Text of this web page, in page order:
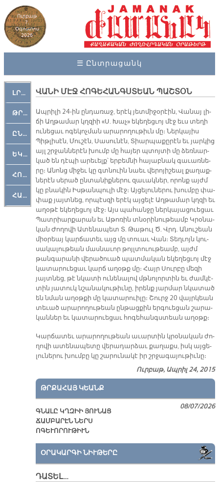
Ուրբաթ
7,
Օգոստոս
2026
☰ Ընտրացանկ
ԼՐԱՀՈՍ
ԹՐՔԱՀԱՅ ԿԵԱՆՔ
ԸՆԿԵՐԱՄՇԱԿՈՒԹԱՅԻՆ
ԵԿԵՂԵՑԱԿԱՆ
ՀՈԳԵՄՏԱՒՈՐ
ՀԱՐԹԱԿ
ՎԱ­ՆԻ ՄԷՋ ՀՈ­ԳԵ­ՀԱՆ­ԳՍՏԵԱՆ ՊԱՇՏՕՆ
Ապ­րի­լի 24-ին ըն­դա­ռաջ, ե­րէկ յետ­մի­ջօ­րէին, Վա­նայ լի­
ճի Աղ­թա­մար կղզիի «Ս. Խաչ» ե­կե­ղեց­ւոյ մէջ եւս տե­ղի
ու­նե­ցաւ ո­գե­կոչ­ման ա­րա­րո­ղու­թիւն մը։ Ներ­կա­յիս
Պիթ­լի­սէն, Մու­շէն, Սա­սու­նէն, Տիար­պա­քը­րէն եւ յար­կից
այլ շրջան­նե­րէն խումբ մը հա­յեր պտոյ­տի մը ձեռ­նար­
կած են դէ­պի ա­րե­ւելք՝ եր­բեմ­նի հա­յաբ­նակ գա­ւառ­նե­
րը։ Ա­նոնց մի­ջեւ կը գտնուին նաեւ վե­րո­յի­շեալ քա­ղաք­
նե­րէն սե­րած ըն­տա­նիք­նե­րու զա­ւակ­ներ, ո­րոնք այժմ
կը բնա­կին Իս­թան­պու­լի մէջ։ Այ­ցե­լու­նե­րու խում­բը փա­
փաք յայտ­նեց, որ­պէս­զի ե­րէկ այ­ցե­լէ Աղ­թա­մար կղզի եւ
ա­ղօ­թէ ե­կե­ղեց­ւոյ մէջ։ Այս պա­հան­ջը ներ­կա­յա­ցուե­ցաւ
Պատ­րիար­քա­րան եւ Ա­թո­ռին տնօ­րի­նու­թեամբ Կրօ­նա­
կան Ժո­ղո­վի Ա­տե­նա­պետ Տ. Թա­թուլ Ծ. Վրդ. Ա­նու­շեան
միօ­րեայ կար­ճա­տեւ այց մը տուաւ Վան։ Տեղ­ւոյն կու­
սա­կա­լու­թեան մաս­նա­ւոր թոյլ­տուու­թեամբ, այժմ
թան­գա­րա­նի վե­րա­ծուած պատ­մա­կան ե­կե­ղեց­ւոյ մէջ
կա­տա­րուե­ցաւ կարճ ա­ղօթք մը։ Հայր Սուր­բը մե­զի
յայտ­նեց, թէ նկա­տի ու­նե­նա­լով մթնո­լոր­տին եւ ժամ­կէ­
տին յա­տուկ նշա­նա­կու­թիւ­նը, ի­րենք յար­մար նկա­տած
են նման ա­ղօթ­քի մը կա­տա­րուի­լը։ Շուրջ 20 վայր­կեան
տե­ւած ա­րա­րո­ղու­թեան ըն­թաց­քին եր­գուե­ցան շա­րա­
կան­ներ եւ կա­տա­րուե­ցաւ հո­գե­հանգս­տեան ա­ղօթք։
Կար­ճա­տեւ ա­րա­րո­ղու­թեան ա­ւար­տին կրօ­նա­կան ժո­
ղո­վի ա­տե­նա­պե­տը վե­րա­դար­ձաւ քա­ղաքս, իսկ այ­ցե­
լու­նե­րու խում­բը կը շա­րու­նա­կէ իր շրջա­գա­յու­թիւ­նը։
Ուրբաթ, Ապրիլ 24, 2015
ԹՐՔԱՀԱՅ ԿԵԱՆՔ
ԳՆԱԼԸ ԿՂԶԻԻ ՅՈՒՆԱՑ
ՃԱՄԲԱՐԷՆ ՆԵՐՍ
ՈԳԵՒՈՐՈՒԹԻՒՆ
08/07/2026
ՕՐԱԿԱՐԳԻ ՆԻՒԹԵՐԸ
ԴԱՏԵԼ…